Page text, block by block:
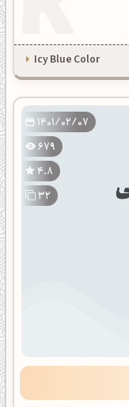
Icy Blue Color
1401/02/07
679
4.8
32